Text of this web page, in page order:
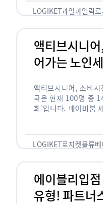
…
LOGIKET과일과일릭
액티브시니
어가는 노인
액티브시니어, 소비
국은 현재 100명 중
회’입니다. 베이비붐
오고 있습니다. 하지
LOGIKET로지켓물류
에이블리입
유형! 파트너